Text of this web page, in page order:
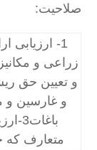
صلاحیت:
1- ارزیابی
و تعیین حق
و غارسین و
متعارف که